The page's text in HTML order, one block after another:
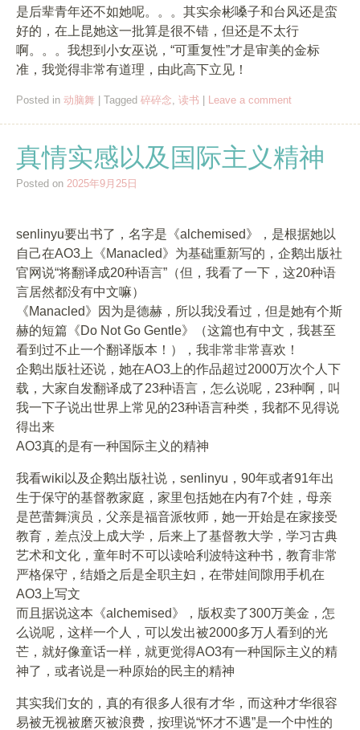
是后辈青年还不如她呢。。。其实余彬嗓子和台风还是蛮
好的，在上昆她这一批算是很不错，但还是不太行
啊。。。我想到小女巫说，“可重复性”才是审美的金标
准，我觉得非常有道理，由此高下立见！
Posted in 动脑舞 Tagged 碎碎念, 读书 Leave a comment
真情实感以及国际主义精神
Posted on 2025年9月25日
senlinyu要出书了，名字是《alchemised》，是根据她以
自己在AO3上《Manacled》为基础重新写的，企鹅出版社
官网说“将翻译成20种语言”（但，我看了一下，这20种语
言居然都没有中文嘛）
《Manacled》因为是德赫，所以我没看过，但是她有个斯
赫的短篇《Do Not Go Gentle》（这篇也有中文，我甚至
看到过不止一个翻译版本！），我非常非常喜欢！
企鹅出版社还说，她在AO3上的作品超过2000万次个人下
载，大家自发翻译成了23种语言，怎么说呢，23种啊，叫
我一下子说出世界上常见的23种语言种类，我都不见得说
得出来
AO3真的是有一种国际主义的精神
我看wiki以及企鹅出版社说，senlinyu，90年或者91年出
生于保守的基督教家庭，家里包括她在内有7个娃，母亲
是芭蕾舞演员，父亲是福音派牧师，她一开始是在家接受
教育，差点没上成大学，后来上了基督教大学，学习古典
艺术和文化，童年时不可以读哈利波特这种书，教育非常
严格保守，结婚之后是全职主妇，在带娃间隙用手机在
AO3上写文
而且据说这本《alchemised》，版权卖了300万美金，怎
么说呢，这样一个人，可以发出被2000多万人看到的光
芒，就好像童话一样，就更觉得AO3有一种国际主义的精
神了，或者说是一种原始的民主的精神
其实我们女的，真的有很多人很有才华，而这种才华很容
易被无视被磨灭被浪费，按理说“怀才不遇”是一个中性的